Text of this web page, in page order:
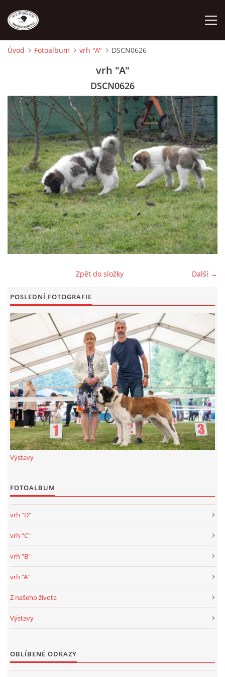
STANDARD
FENY
ŠTĚŇATA
VÝSTAVNÍ ÚSPĚCHY NAŠÍ CHS
FOTOALBUM
KONTAKT
© CHS ze Severních vrchů | Aktualizováno: 20. 7. 2026
Úvod Fotoalbum vrh "A" DSCN0626
vrh "A"
DSCN0626
Další →
Zpět do složky
POSLEDNÍ FOTOGRAFIE
Výstavy
FOTOALBUM
vrh "D"
vrh "C"
vrh "B"
vrh "A"
Z našeho života
Výstavy
OBLÍBENÉ ODKAZY